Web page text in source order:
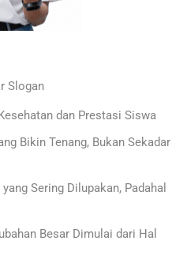
Slogan
dan Prestasi Siswa
Bikin Tenang, Bukan Sekadar
Sering Dilupakan, Padahal
Besar Dimulai dari Hal